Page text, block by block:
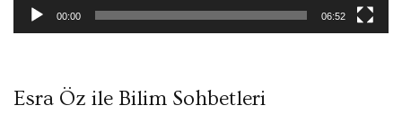
00:00 06:52
Esra Öz ile Bilim Sohbetleri